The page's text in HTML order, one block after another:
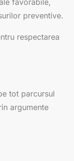
favorabile,
preventive.
respectarea
tot parcursul
argumente